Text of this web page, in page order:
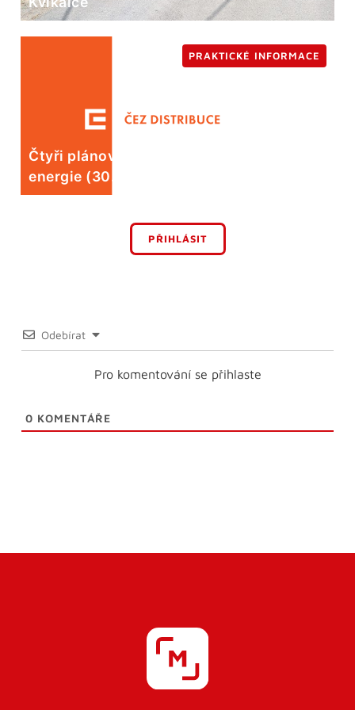
Čtyři plánované odstávky elektrické
energie (30. 7.)
PRAKTICKÉ INFORMACE
PŘIHLÁSIT
Odebírat
Pro komentování se přihlaste
0 KOMENTÁŘE